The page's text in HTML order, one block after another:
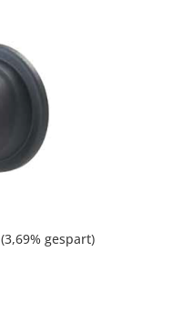
(3,69% gespart)